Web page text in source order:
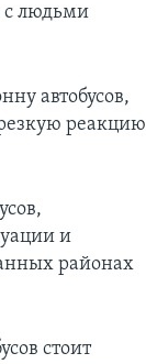
с людьми
автобусов,
реакцию
и
районах
стоит